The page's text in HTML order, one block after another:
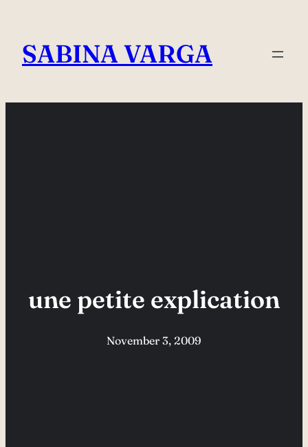
content
SABINA VARGA
une petite explication
November 3, 2009